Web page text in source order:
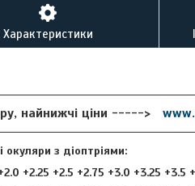
Характеристики
найнижчі ціни ----->
окуляри з діоптріями:
+2.25 +2.5 +2.75 +3.0 +3.25 +3.5